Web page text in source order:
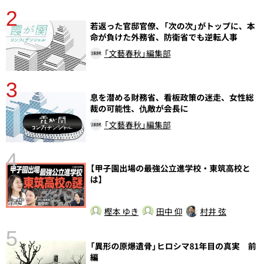
2
若返った官邸官僚、「次の次」がトップに、本
命が負けた外務省、防衛省でも逆転人事
「文藝春秋」編集部
3
息を潜める財務省、看板政策の迷走、女性総
裁の可能性、仇敵が会長に
「文藝春秋」編集部
4
【甲子園出場の最強公立進学校・東筑高校と
は】
樫本 ゆき 田中 仰 村井 弦
5
「異形の原爆遺骨」ヒロシマ81年目の真実 前
編